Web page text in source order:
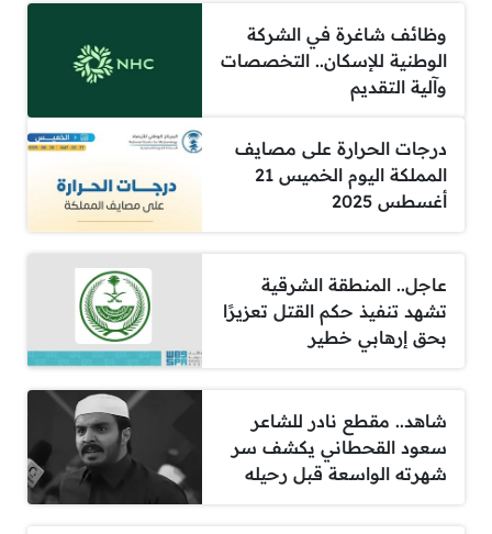
وظائف شاغرة في الشركة
الوطنية للإسكان.. التخصصات
وآلية التقديم
درجات الحرارة على مصايف
المملكة اليوم الخميس 21
أغسطس 2025
عاجل.. المنطقة الشرقية
تشهد تنفيذ حكم القتل تعزيرًا
بحق إرهابي خطير
شاهد.. مقطع نادر للشاعر
سعود القحطاني يكشف سر
شهرته الواسعة قبل رحيله